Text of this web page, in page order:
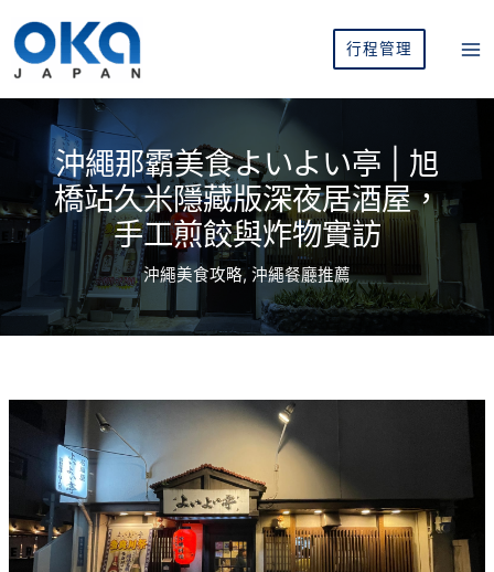
至
行程管理
沖繩那霸美食よいよい亭 | 旭
橋站久米隱藏版深夜居酒屋，
手工煎餃與炸物實訪
沖繩美食攻略,沖繩餐廳推薦